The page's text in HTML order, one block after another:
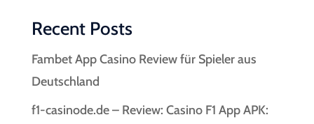
Recent Posts
Fambet App Casino Review für Spieler aus
Deutschland
f1-casinode.de – Review: Casino F1 App APK: